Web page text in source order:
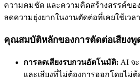
ความคมชัด และความคิดสร้างสรรค์ขอ
ลดความยุ่งยากในงานตัดต่อที่เคยใช้เว
คุณสมบัติหลักของการตัดต่อเสียงพู
การลดเสียงรบกวนอัตโนมัติ: AI จ
และเสียงที่ไม่ต้องการออกโดยไม่ต้